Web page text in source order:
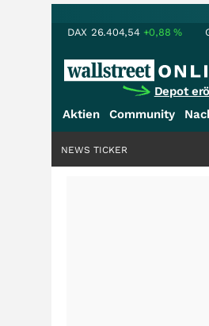
DAX 26.404,54 +0,88%
Depot
Aktien Community
NEWS TICKER